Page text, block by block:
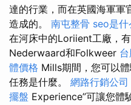
達的行業，而在英國海軍軍
造成的。 南屯整骨 seo是什
在河床中的Loriient工廠，
Nederwaard和Folkweer
體價格 Mills期間，您可以
任務是什麼。 網路行銷公司
擺盤 Experience”可讓您體